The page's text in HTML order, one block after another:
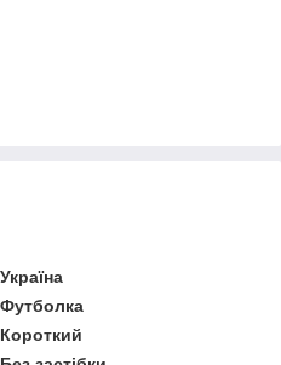
Україна
Футболка
Короткий